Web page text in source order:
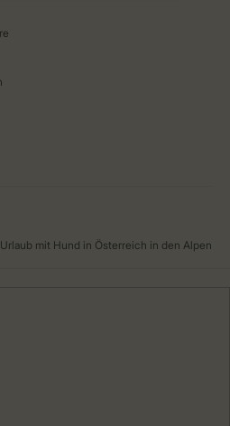
Urlaub mit Hund in Österreich in den Alpen